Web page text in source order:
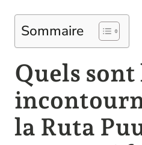
Sommaire
Quels sont
la Ruta